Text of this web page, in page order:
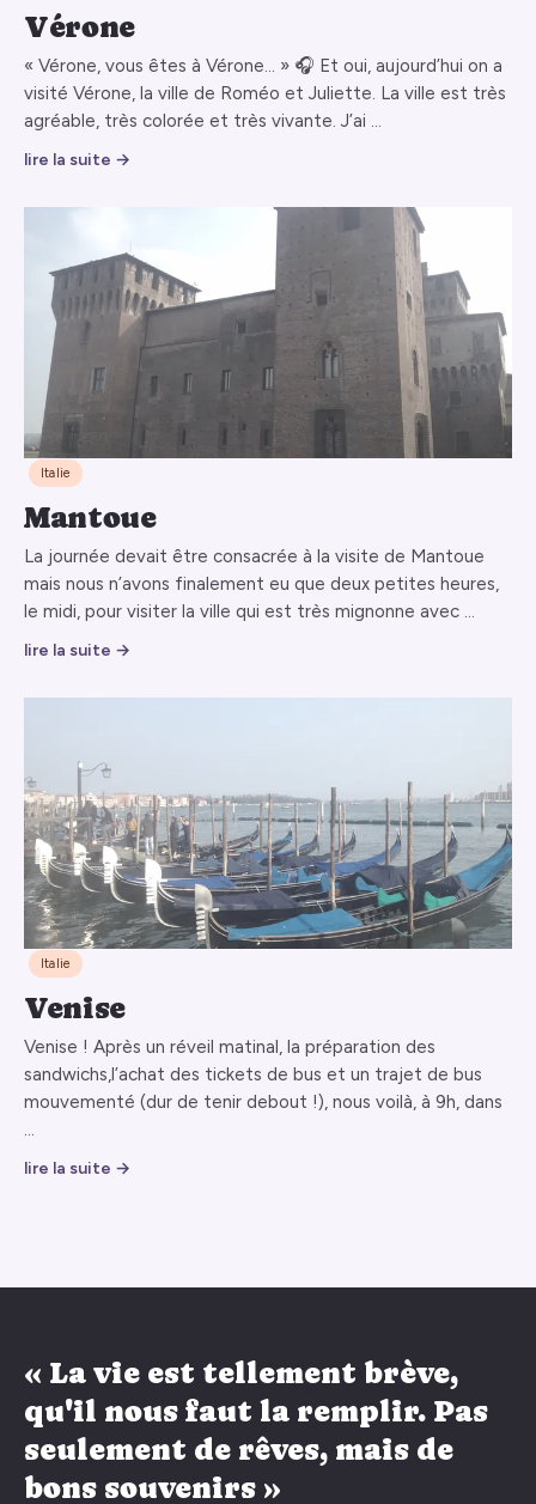
Vérone
« Vérone, vous êtes à Vérone… » 🎧 Et oui, aujourd’hui on a
visité Vérone, la ville de Roméo et Juliette. La ville est très
agréable, très colorée et très vivante. J’ai …
lire la suite →
Italie
Mantoue
La journée devait être consacrée à la visite de Mantoue
mais nous n’avons finalement eu que deux petites heures,
le midi, pour visiter la ville qui est très mignonne avec …
lire la suite →
Italie
Venise
Venise ! Après un réveil matinal, la préparation des
sandwichs,l’achat des tickets de bus et un trajet de bus
mouvementé (dur de tenir debout !), nous voilà, à 9h, dans
…
lire la suite →
« La vie est tellement brève,
qu'il nous faut la remplir. Pas
seulement de rêves, mais de
bons souvenirs »